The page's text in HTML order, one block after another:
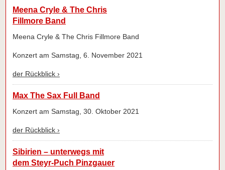
Meena Cryle & The Chris
Fillmore Band
Meena Cryle & The Chris Fillmore Band
Konzert am Samstag, 6. November 2021
der Rückblick ›
Max The Sax Full Band
Konzert am Samstag, 30. Oktober 2021
der Rückblick ›
Sibirien – unterwegs mit
dem Steyr-Puch Pinzgauer